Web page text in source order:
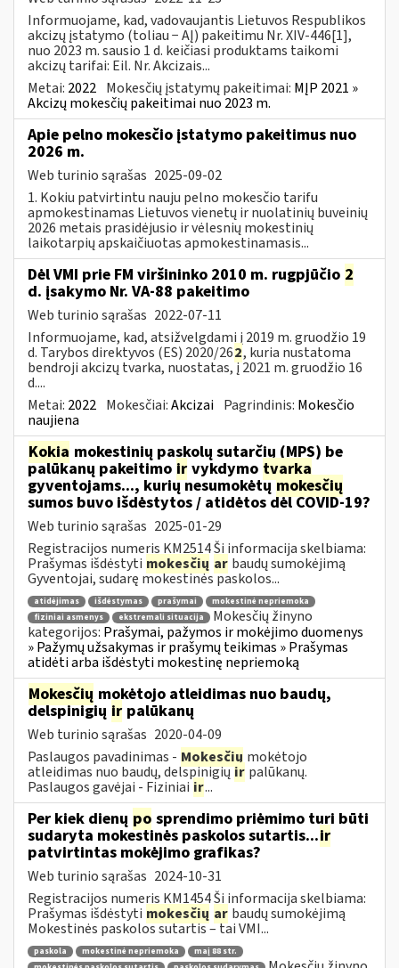
Informuojame, kad, vadovaujantis Lietuvos Respublikos
akcizų įstatymo (toliau − AĮ) pakeitimu Nr. XIV-446[1],
nuo 2023 m. sausio 1 d. keičiasi produktams taikomi
akcizų tarifai: Eil. Nr. Akcizais...
Metai: 2022 Mokesčių įstatymų pakeitimai: MĮP 2021 »
Akcizų mokesčių pakeitimai nuo 2023 m.
Apie pelno mokesčio įstatymo pakeitimus nuo
2026 m.
Web turinio sąrašas 2025-09-02
1. Kokiu patvirtintu nauju pelno mokesčio tarifu
apmokestinamas Lietuvos vienetų ir nuolatinių buveinių
2026 metais prasidėjusio ir vėlesnių mokestinių
laikotarpių apskaičiuotas apmokestinamasis...
Dėl VMI prie FM viršininko 2010 m. rugpjūčio 2
d. įsakymo Nr. VA-88 pakeitimo
Web turinio sąrašas 2022-07-11
Informuojame, kad, atsižvelgdami į 2019 m. gruodžio 19
d. Tarybos direktyvos (ES) 2020/262, kuria nustatoma
bendroji akcizų tvarka, nuostatas, į 2021 m. gruodžio 16
d....
Metai: 2022 Mokesčiai:Akcizai Pagrindinis: Mokesčio
naujiena
Kokia mokestinių paskolų sutarčių (MPS) be
palūkanų pakeitimo ir vykdymo tvarka
gyventojams..., kurių nesumokėtųmokesčių
sumos buvo išdėstytos / atidėtos dėl COVID-19?
Web turinio sąrašas 2025-01-29
Registracijos numeris KM2514 Ši informacija skelbiama:
Prašymas išdėstyti mokesčių ar baudų sumokėjimą
Gyventojai, sudarę mokestinės paskolos...
atidėjimas išdėstymas prašymai
mokestinė nepriemoka
fiziniai asmenys
ekstremali situacija
Mokesčių žinyno
kategorijos: Prašymai, pažymos ir mokėjimo duomenys
» Pažymų užsakymas ir prašymų teikimas » Prašymas
atidėti arba išdėstyti mokestinę nepriemoką
Mokesčių mokėtojo atleidimas nuo baudų,
delspinigių ir palūkanų
Web turinio sąrašas 2020-04-09
Paslaugos pavadinimas - Mokesčių mokėtojo
atleidimas nuo baudų, delspinigiųir palūkanų.
Paslaugos gavėjai - Fiziniai ir...
Per kiek dienų po sprendimo priėmimo turi būti
sudaryta mokestinės paskolos sutartis...ir
patvirtintas mokėjimo grafikas?
Web turinio sąrašas 2024-10-31
Registracijos numeris KM1454 Ši informacija skelbiama:
Prašymas išdėstyti mokesčių ar baudų sumokėjimą
Mokestinės paskolos sutartis – tai VMI...
paskola mokestinė nepriemoka
maį 88 str.